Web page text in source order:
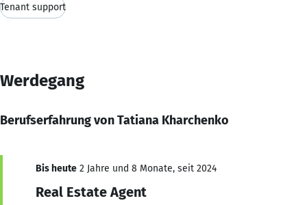
Tenant support
Werdegang
Berufserfahrung von Tatiana Kharchenko
Bis heute 2 Jahre und 8 Monate, seit 2024
Real Estate Agent